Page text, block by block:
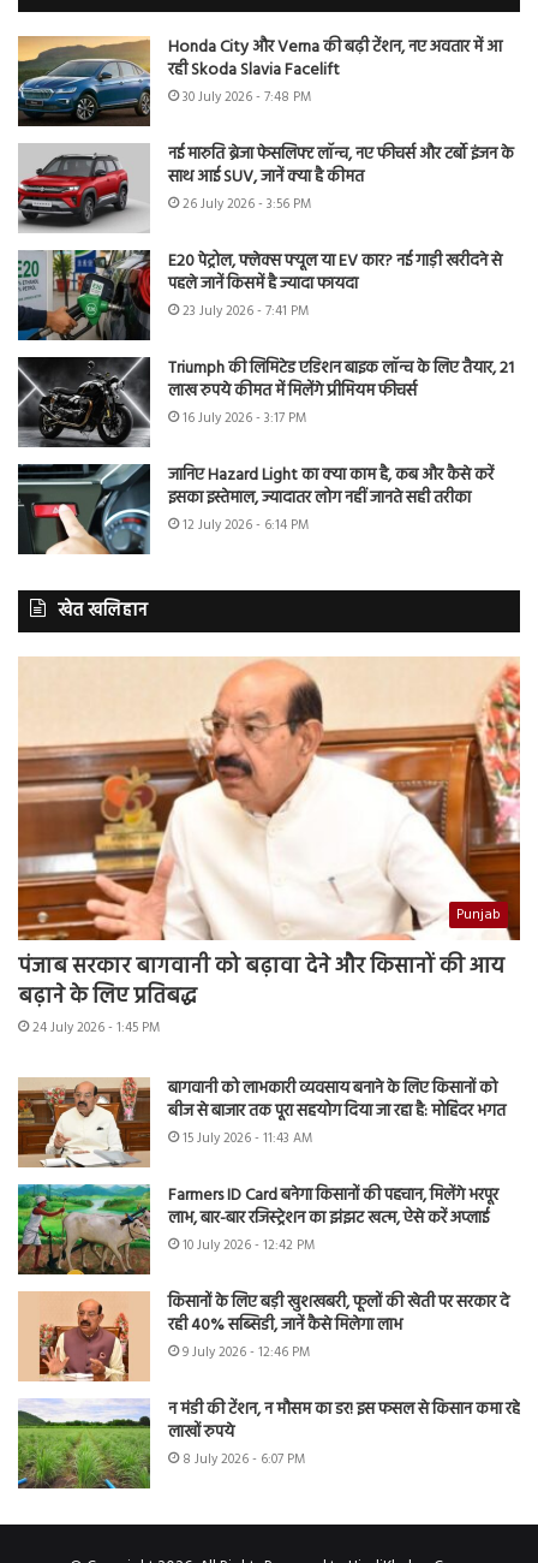
Honda City और Verna की बढ़ी टेंशन, नए अवतार में आ
रही Skoda Slavia Facelift
30 July 2026 - 7:48 PM
नई मारुति ब्रेजा फेसलिफ्ट लॉन्च, नए फीचर्स और टर्बो इंजन के
साथ आई SUV, जानें क्या है कीमत
26 July 2026 - 3:56 PM
E20 पेट्रोल, फ्लेक्स फ्यूल या EV कार? नई गाड़ी खरीदने से
पहले जानें किसमें है ज्यादा फायदा
23 July 2026 - 7:41 PM
Triumph की लिमिटेड एडिशन बाइक लॉन्च के लिए तैयार, 21
लाख रुपये कीमत में मिलेंगे प्रीमियम फीचर्स
16 July 2026 - 3:17 PM
जानिए Hazard Light का क्या काम है, कब और कैसे करें
इसका इस्तेमाल, ज्यादातर लोग नहीं जानते सही तरीका
12 July 2026 - 6:14 PM
खेत खलिहान
Punjab
पंजाब सरकार बागवानी को बढ़ावा देने और किसानों की आय
बढ़ाने के लिए प्रतिबद्ध
24 July 2026 - 1:45 PM
बागवानी को लाभकारी व्यवसाय बनाने के लिए किसानों को
बीज से बाजार तक पूरा सहयोग दिया जा रहा है: मोहिंदर भगत
15 July 2026 - 11:43 AM
Farmers ID Card बनेगा किसानों की पहचान, मिलेंगे भरपूर
लाभ, बार-बार रजिस्ट्रेशन का झंझट खत्म, ऐसे करें अप्लाई
10 July 2026 - 12:42 PM
किसानों के लिए बड़ी खुशखबरी, फूलों की खेती पर सरकार दे
रही 40% सब्सिडी, जानें कैसे मिलेगा लाभ
9 July 2026 - 12:46 PM
न मंडी की टेंशन, न मौसम का डर! इस फसल से किसान कमा रहे
लाखों रुपये
8 July 2026 - 6:07 PM